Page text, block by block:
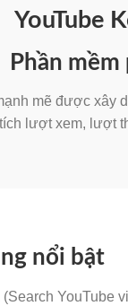
YouTube
Phần
mẽ được xây
lượt xem, lượt
nổi bật
(Search YouTube